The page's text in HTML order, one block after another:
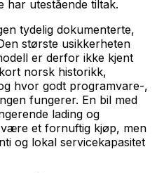
har utestående tiltak.
tydelig dokumenterte,
største usikkerheten
er derfor ikke kjent
norsk historikk,
hvor godt programvare-,
fungerer. En bil med
lading og
et fornuftig kjøp, men
og lokal servicekapasitet